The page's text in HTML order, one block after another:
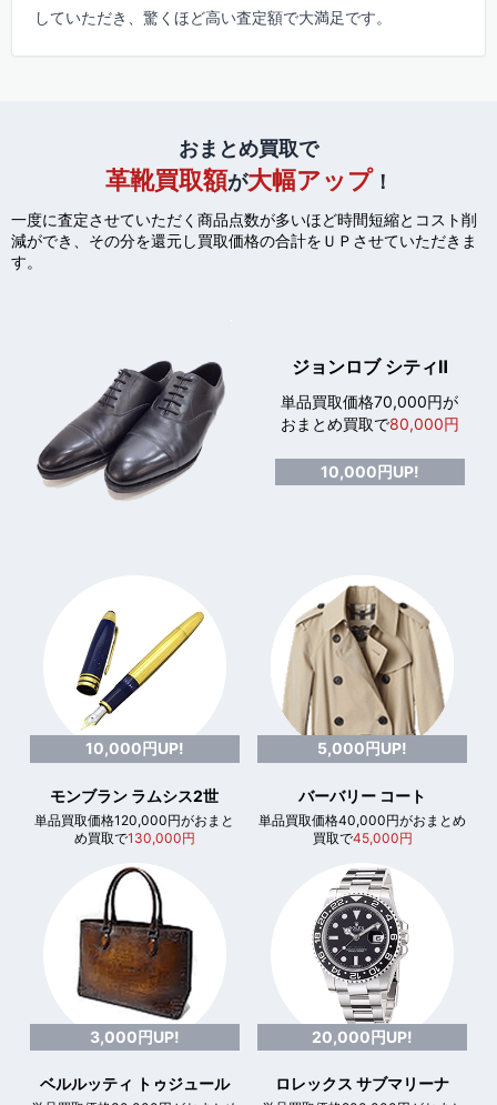
していただき、驚くほど高い査定額で大満足です。
おまとめ買取で
革靴買取額が大幅アップ！
一度に査定させていただく商品点数が多いほど時間短縮とコスト削
減ができ、 その分を還元し買取価格の合計をＵＰさせていただきま
す。
ジョンロブ シティⅡ
単品買取価格70,000円が
おまとめ買取で80,000円
10,000円UP!
10,000円UP!
モンブラン ラムシス2世
単品買取価格120,000円がおまと
め買取で130,000円
5,000円UP!
バーバリー コート
単品買取価格40,000円がおまとめ
買取で45,000円
3,000円UP!
ベルルッティ トゥジュール
20,000円UP!
ロレックス サブマリーナ